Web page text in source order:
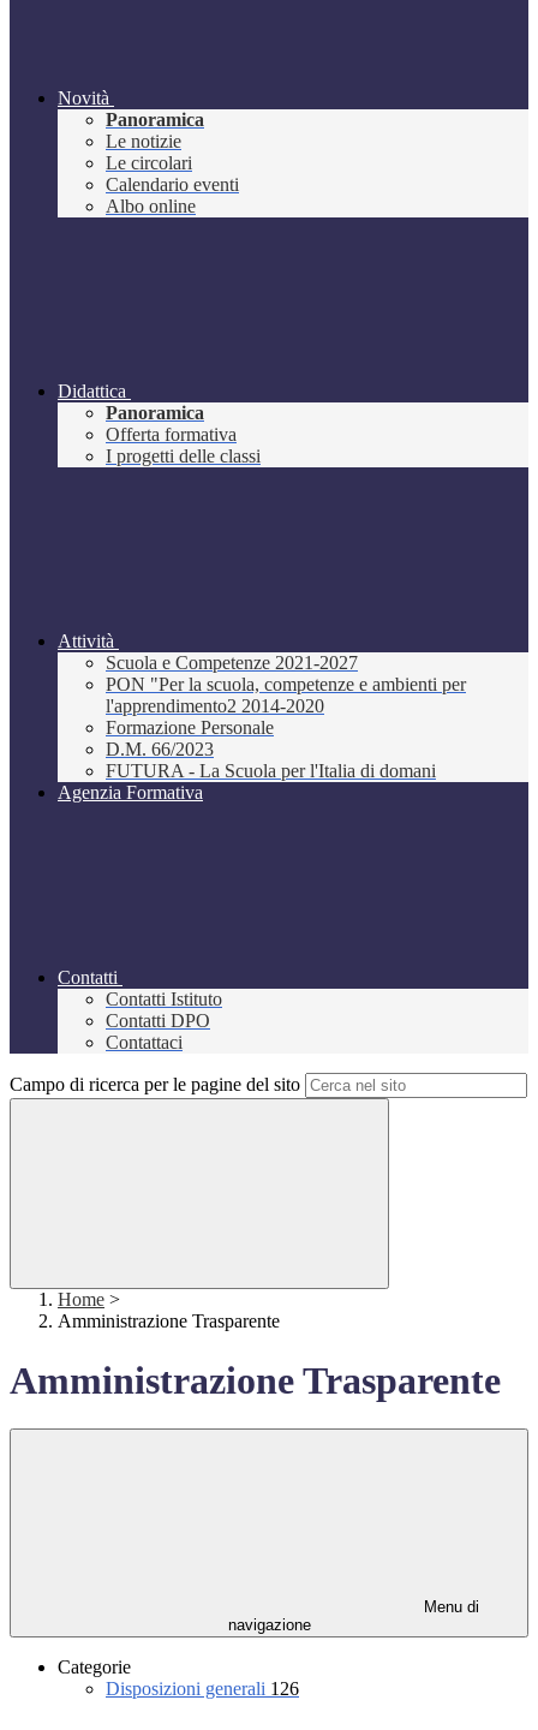
Novità
Panoramica
Le notizie
Le circolari
Calendario eventi
Albo online
Didattica
Panoramica
Offerta formativa
I progetti delle classi
Attività
Scuola e Competenze 2021-2027
PON "Per la scuola, competenze e ambienti per
l'apprendimento2 2014-2020
Formazione Personale
D.M. 66/2023
FUTURA - La Scuola per l'Italia di domani
Agenzia Formativa
Contatti
Contatti Istituto
Contatti DPO
Contattaci
Campo di ricerca per le pagine del sito
Home >
Amministrazione Trasparente
Amministrazione Trasparente
Menu di
navigazione
Categorie
Disposizioni generali 126